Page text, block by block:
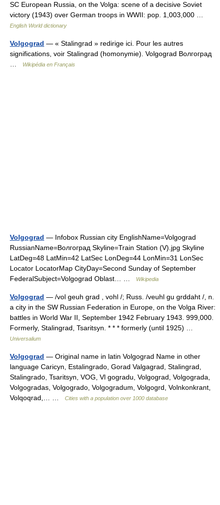
SC European Russia, on the Volga: scene of a decisive Soviet
victory (1943) over German troops in WWII: pop. 1,003,000 …
English World dictionary
Volgograd — « Stalingrad » redirige ici. Pour les autres
significations, voir Stalingrad (homonymie). Volgograd Волгоград
Wikipédia en Français
Volgograd — Infobox Russian city EnglishName=Volgograd
RussianName=Волгоград Skyline=Train Station (V).jpg Skyline
LatDeg=48 LatMin=42 LatSec LonDeg=44 LonMin=31 LonSec
Locator LocatorMap CityDay=Second Sunday of September
FederalSubject=Volgograd Oblast… …
Wikipedia
Volgograd — /vol geuh grad , vohl /; Russ. /veuhl gu grddaht /, n.
a city in the SW Russian Federation in Europe, on the Volga River:
battles in World War II, September 1942 February 1943. 999,000.
Formerly, Stalingrad, Tsaritsyn. * * * formerly (until 1925) …
Universalium
Volgograd — Original name in latin Volgograd Name in other
language Caricyn, Estalingrado, Gorad Valgagrad, Stalingrad,
Stalingrado, Tsaritsyn, VOG, Vl gogradu, Volgograd, Volgograda,
Volgogradas, Volgogrado, Volgogradum, Volgogrd, Volnkonkrant,
Volqoqrad,… …
Cities with a population over 1000 database